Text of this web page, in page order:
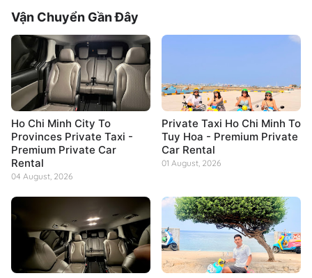
Vận Chuyển Gần Đây
Ho Chi Minh City To
Provinces Private Taxi -
Premium Private Car
Rental
04 August, 2026
Private Taxi Ho Chi Minh To
Tuy Hoa - Premium Private
Car Rental
01 August, 2026